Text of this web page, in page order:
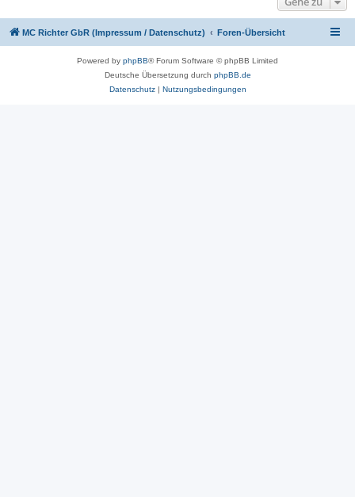
MC Richter GbR (Impressum / Datenschutz) Foren-Übersicht
Powered by phpBB® Forum Software © phpBB Limited
Deutsche Übersetzung durch phpBB.de
Datenschutz| Nutzungsbedingungen